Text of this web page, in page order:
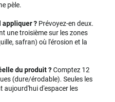
pèle.
appliquer ? Prévoyez-en deux.
une troisième sur les zones
safran) où l'érosion et la
du produit ?Comptez 12
(dure/érodable). Seules les
aujourd'hui d'espacer les